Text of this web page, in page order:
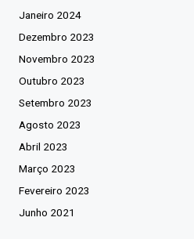
Janeiro 2024
Dezembro 2023
Novembro 2023
Outubro 2023
Setembro 2023
Agosto 2023
Abril 2023
Março 2023
Fevereiro 2023
Junho 2021